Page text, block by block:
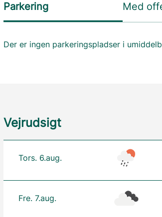
Parkering Med
Der er ingen parkeringspladser i
Vejrudsigt
Tors. 6.aug.
Fre. 7.aug.